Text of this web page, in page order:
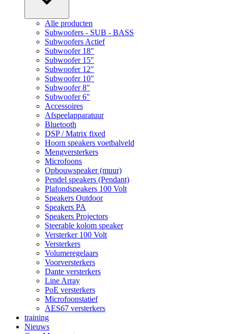
Alle producten
Subwoofers - SUB - BASS
Subwoofers Actief
Subwoofer 18"
Subwoofer 15"
Subwoofer 12"
Subwoofer 10"
Subwoofer 8"
Subwoofer 6"
Accessoires
Afspeelapparatuur
Bluetooth
DSP / Matrix fixed
Hoorn speakers voetbalveld
Mengversterkers
Microfoons
Opbouwspeaker (muur)
Pendel speakers (Pendant)
Plafondspeakers 100 Volt
Speakers Outdoor
Speakers PA
Speakers Projectors
Steerable kolom speaker
Versterker 100 Volt
Versterkers
Volumeregelaars
Voorversterkers
Dante versterkers
Line Array
PoE versterkers
Microfoonstatief
AES67 versterkers
training
Nieuws